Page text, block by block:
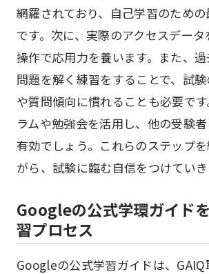
網羅されており、自己学習のため
です。次に、実際のアクセスデー
操作で応用力を養います。また、
問題を解く練習をすることで、試
や質問傾向に慣れることも必要で
ラムや勉強会を活用し、他の受験
有効でしょう。これらのステップ
がら、試験に臨む自信をつけていき
Googleの公式学環ガイド
習プロセス
Googleの公式学習ガイドは、